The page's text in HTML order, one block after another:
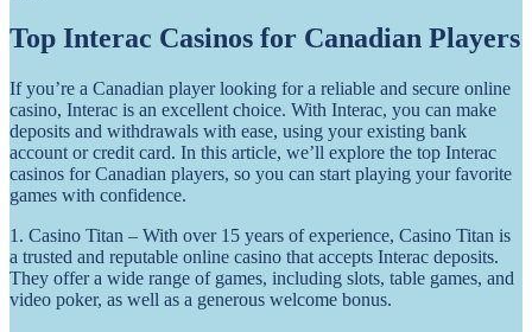
Top Interac Casinos for Canadian Players
If you’re a Canadian player looking for a reliable and secure online
casino, Interac is an excellent choice. With Interac, you can make
deposits and withdrawals with ease, using your existing bank
account or credit card. In this article, we’ll explore the top Interac
casinos for Canadian players, so you can start playing your favorite
games with confidence.
1. Casino Titan – With over 15 years of experience, Casino Titan is
a trusted and reputable online casino that accepts Interac deposits.
They offer a wide range of games, including slots, table games, and
video poker, as well as a generous welcome bonus.